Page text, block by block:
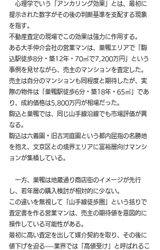
心理学でいう「アンカリング効果」とは、最初に
提示された数字がその後の判断基準を支配する現象
を指す。
不動産査定の現場でこの効果は強力に作用する。
ある大手仲介会社の営業マンは、巣鴨エリアで「駒
込駅徒歩8分・築12年・70㎡で7,200万円」という
事例を見せながら、売主のマンションを査定した。
売主は自分のマンションも同程度と期待したが、実
際の物件は「巣鴨駅徒歩6分・築18年・65㎡」であ
り、成約価格は5,800万円が相場だった。
駒込と巣鴨では、同じ山手線沿線でも市場評価が異
なる。
駒込は六義園・旧古河庭園という都内屈指の名勝地
を抱え、文京区との境界エリアに富裕層向けマンシ
ョンが集積している。
一方、巣鴨は地蔵通り商店街のイメージが先行
し、若年層の購入検討が相対的に少ない。
この違いを無視して「山手線徒歩圏」という括りで
査定書を作る営業マンは、売主の期待値を意図的に
操作している可能性がある。
最初に高い査定を出して媒介契約を取り、その後に
値下げを迫る──業界では「高値受け」と呼ばれるこ